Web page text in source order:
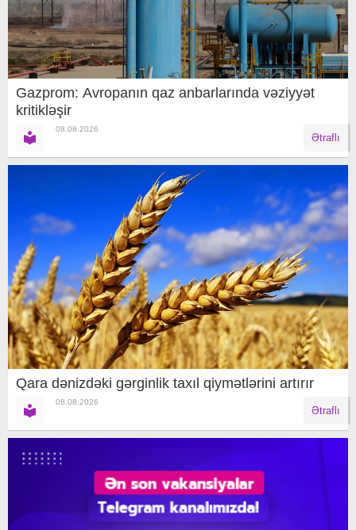
Gazprom: Avropanın qaz anbarlarında vəziyyət
kritikləşir
08.08.2026
Ətraflı
Qara dənizdəki gərginlik taxıl qiymətlərini artırır
08.08.2026
Ətraflı